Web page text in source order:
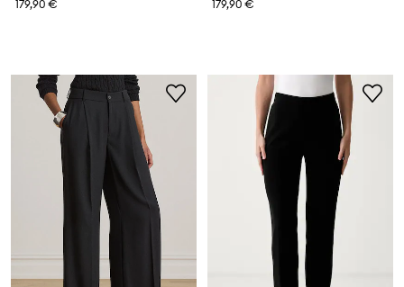
179,90 € 179,90 €